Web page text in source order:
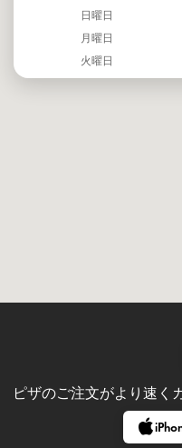
日曜日
月曜日
火曜日
ピザのご注文がより速く